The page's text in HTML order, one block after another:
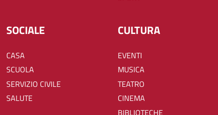
SOCIALE
CASA
SCUOLA
SERVIZIO CIVILE
SALUTE
CULTURA
EVENTI
MUSICA
TEATRO
CINEMA
BIBLIOTECHE